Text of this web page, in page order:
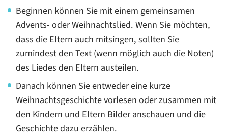
Beginnen können Sie mit einem gemeinsamen
Advents- oder Weihnachtslied. Wenn Sie möchten,
dass die Eltern auch mitsingen, sollten Sie
zumindest den Text (wenn möglich auch die Noten)
des Liedes den Eltern austeilen.
Danach können Sie entweder eine kurze
Weihnachtsgeschichte vorlesen oder zusammen mit
den Kindern und Eltern Bilder anschauen und die
Geschichte dazu erzählen.